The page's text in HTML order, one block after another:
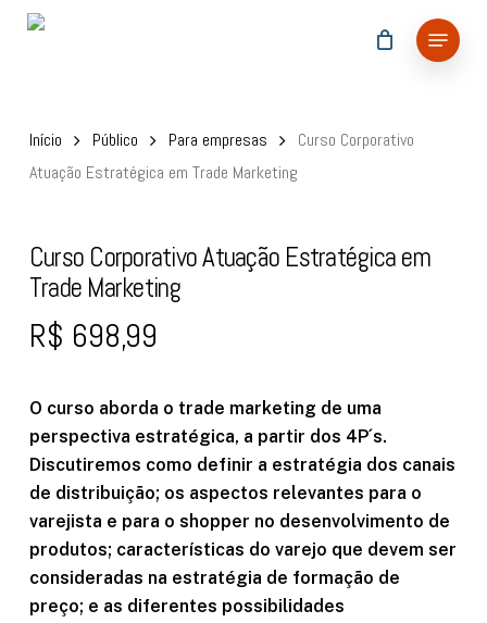
Menu
Início Público Para empresas
Curso Corporativo
Atuação Estratégica em Trade Marketing
Curso Corporativo Atuação Estratégica em
Trade Marketing
R$ 698,99
O curso aborda o trade marketing de uma
perspectiva estratégica, a partir dos 4P´s.
Discutiremos como definir a estratégia dos canais
de distribuição; os aspectos relevantes para o
varejista e para o shopper no desenvolvimento de
produtos; características do varejo que devem ser
consideradas na estratégia de formação de
preço; e as diferentes possibilidades